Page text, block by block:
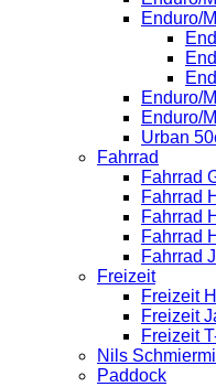
Enduro/
Enduro/
Enduro/
Urban
Fahrrad
Fahrrad
Fahrrad
Fahrrad
Fahrrad
Fahrrad
Freizeit
Freizeit
Freizeit
Freizeit
Nils
Paddock